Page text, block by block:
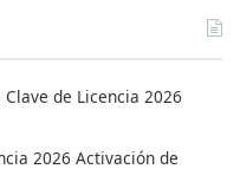
de Licencia 2026
2026 Activación de